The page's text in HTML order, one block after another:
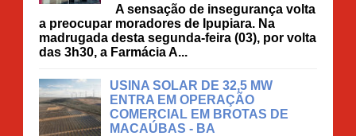
A sensação de insegurança volta
a preocupar moradores de Ipupiara. Na
madrugada desta segunda-feira (03), por volta
das 3h30, a Farmácia A...
USINA SOLAR DE 32,5 MW
ENTRA EM OPERAÇÃO
COMERCIAL EM BROTAS DE
MACAÚBAS - BA